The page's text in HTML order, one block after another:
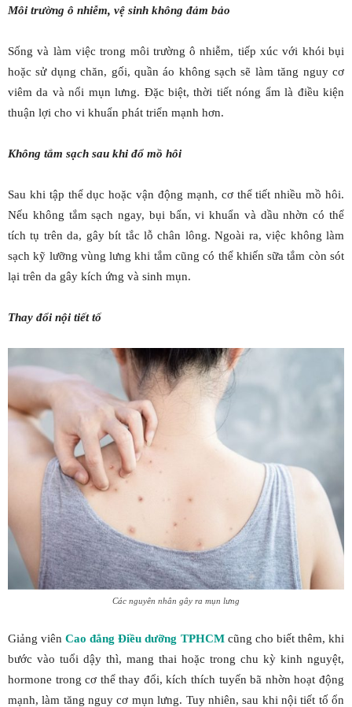
Môi trường ô nhiễm, vệ sinh không đảm bảo
Sống và làm việc trong môi trường ô nhiễm, tiếp xúc với khói bụi
hoặc sử dụng chăn, gối, quần áo không sạch sẽ làm tăng nguy cơ
viêm da và nổi mụn lưng. Đặc biệt, thời tiết nóng ẩm là điều kiện
thuận lợi cho vi khuẩn phát triển mạnh hơn.
Không tắm sạch sau khi đổ mồ hôi
Sau khi tập thể dục hoặc vận động mạnh, cơ thể tiết nhiều mồ hôi.
Nếu không tắm sạch ngay, bụi bẩn, vi khuẩn và dầu nhờn có thể
tích tụ trên da, gây bít tắc lỗ chân lông. Ngoài ra, việc không làm
sạch kỹ lưỡng vùng lưng khi tắm cũng có thể khiến sữa tắm còn sót
lại trên da gây kích ứng và sinh mụn.
Thay đổi nội tiết tố
Các nguyên nhân gây ra mụn lưng
Giảng viênCao đẳng Điều dưỡng TPHCMcũng cho biết thêm, khi
bước vào tuổi dậy thì, mang thai hoặc trong chu kỳ kinh nguyệt,
hormone trong cơ thể thay đổi, kích thích tuyến bã nhờn hoạt động
mạnh, làm tăng nguy cơ mụn lưng. Tuy nhiên, sau khi nội tiết tố ổn